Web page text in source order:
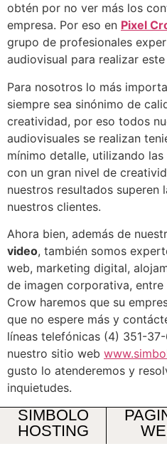
obtén por no ver más los
empresa. Por eso en Pixel
grupo de profesionales
audiovisual para realizar
Para nosotros lo más
siempre sea sinónimo de
creatividad, por eso todos
audiovisuales se realizan
mínimo detalle, utilizando
con un gran nivel de
nuestros resultados superen
nuestros clientes.
Ahora bien, además de
video, también somos
web, marketing digital,
de imagen corporativa, entre
Crow haremos que su
que no espere más y
líneas telefónicas (4) 351-
nuestro sitio web
gusto lo atenderemos y
inquietudes.
SIMBOLO
HOSTING